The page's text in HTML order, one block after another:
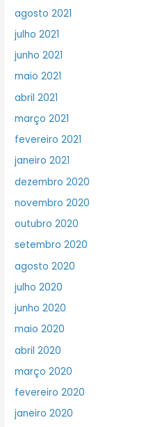
agosto 2021
julho 2021
junho 2021
maio 2021
abril 2021
março 2021
fevereiro 2021
janeiro 2021
dezembro 2020
novembro 2020
outubro 2020
setembro 2020
agosto 2020
julho 2020
junho 2020
maio 2020
abril 2020
março 2020
fevereiro 2020
janeiro 2020